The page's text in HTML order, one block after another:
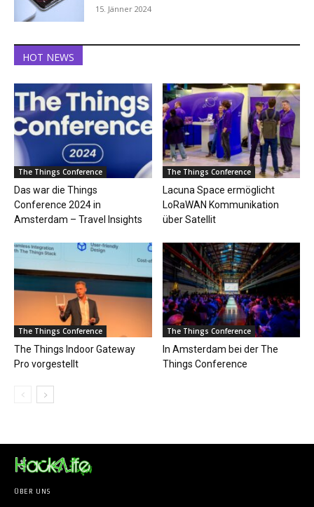
15. Jänner 2024
HOT NEWS
The Things Conference
Das war die Things
Conference 2024 in
Amsterdam – Travel Insights
The Things Conference
Lacuna Space ermöglicht
LoRaWAN Kommunikation
über Satellit
The Things Conference
The Things Indoor Gateway
Pro vorgestellt
The Things Conference
In Amsterdam bei der The
Things Conference
ÜBER UNS